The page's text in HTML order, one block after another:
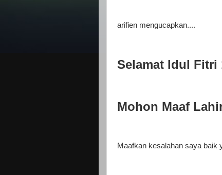
arifien mengucapkan....
Selamat Idul Fitri
Mohon Maaf
Maafkan kesalahan saya baik